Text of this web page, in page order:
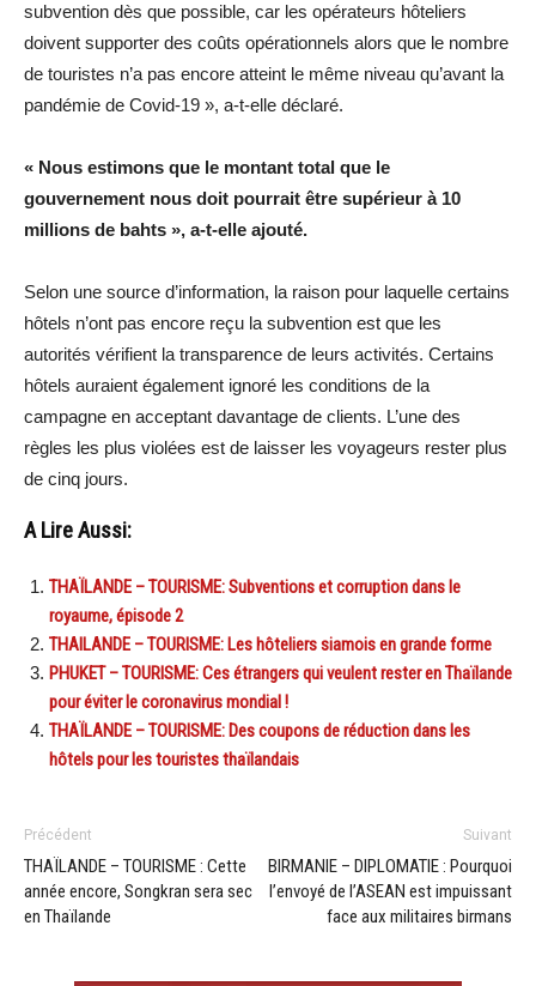
subvention dès que possible, car les opérateurs hôteliers
doivent supporter des coûts opérationnels alors que le nombre
de touristes n’a pas encore atteint le même niveau qu’avant la
pandémie de Covid-19 », a-t-elle déclaré.
« Nous estimons que le montant total que le
gouvernement nous doit pourrait être supérieur à 10
millions de bahts », a-t-elle ajouté.
Selon une source d’information, la raison pour laquelle certains
hôtels n’ont pas encore reçu la subvention est que les
autorités vérifient la transparence de leurs activités. Certains
hôtels auraient également ignoré les conditions de la
campagne en acceptant davantage de clients. L’une des
règles les plus violées est de laisser les voyageurs rester plus
de cinq jours.
A Lire Aussi:
THAÏLANDE – TOURISME: Subventions et corruption dans le
royaume, épisode 2
THAILANDE – TOURISME: Les hôteliers siamois en grande forme
PHUKET – TOURISME: Ces étrangers qui veulent rester en Thaïlande
pour éviter le coronavirus mondial !
THAÏLANDE – TOURISME: Des coupons de réduction dans les
hôtels pour les touristes thaïlandais
Précédent
THAÏLANDE – TOURISME : Cette
année encore, Songkran sera sec
en Thaïlande
Suivant
BIRMANIE – DIPLOMATIE : Pourquoi
l’envoyé de l’ASEAN est impuissant
face aux militaires birmans